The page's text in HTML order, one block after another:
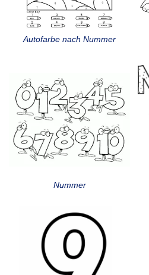
Autofarbe nach Nummer
Nummer